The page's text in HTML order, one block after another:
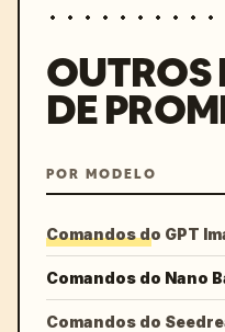
OUTROS
DE
POR MODELO
Comandos do GPT
Comandos do Nano
Comandos do